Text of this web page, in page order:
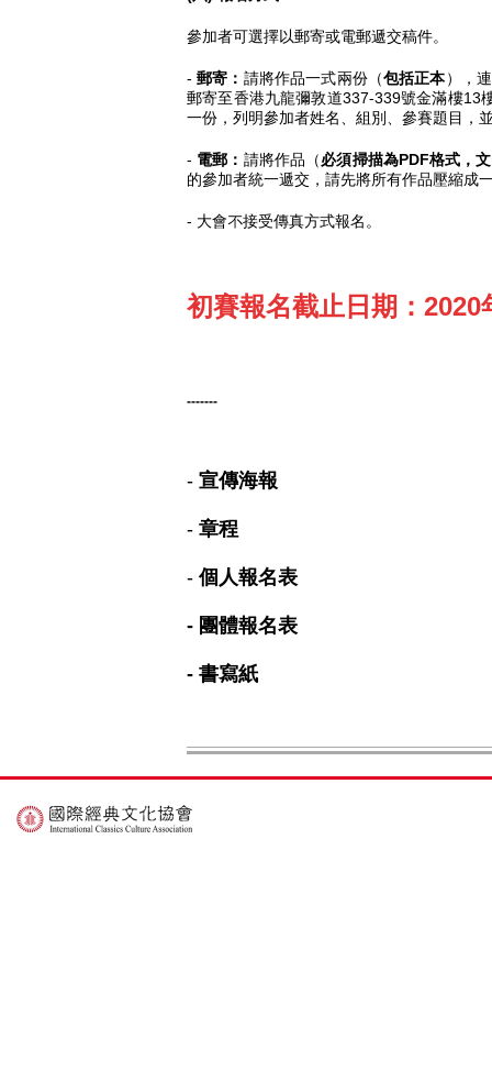
參加者可選擇以郵寄或電郵遞交稿件。
-郵寄： 請將作品一式兩份（包括正本），
郵寄至香港九龍彌敦道337-339號金滿樓13
一份，列明參加者姓名、組別、參賽題目，
- 電郵： 請將作品（必須掃描為PDF格式，
的參加者統一遞交，請先將所有作品壓縮成
- 大會不接受傳真方式報名。
初賽報名截止日期：
-------
- 宣傳海報
- 章程
- 個人報名表
- 團體報名表
- 書寫紙